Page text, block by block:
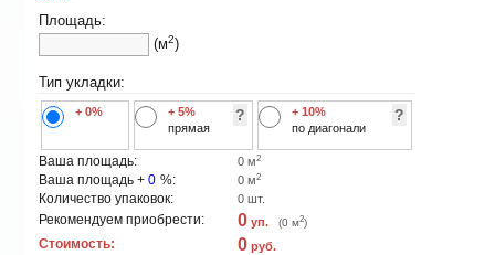
Площадь:
(м2)
Тип укладки:
+ 0%
+ 5%
прямая
?
+ 10%
по диагонали
?
Ваша площадь: 0 м2
Ваша площадь + 0 %: 0 м2
Количество упаковок: 0 шт.
Рекомендуем приобрести: 0 уп. (0 м2)
Стоимость: 0 руб.